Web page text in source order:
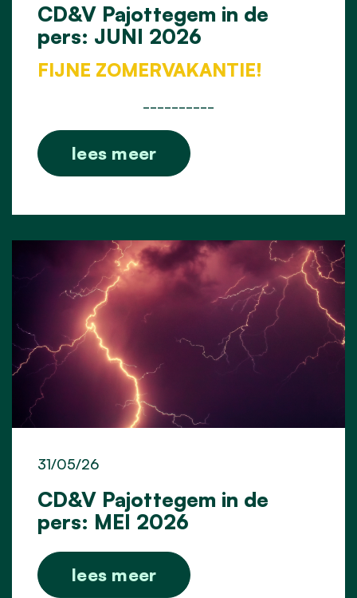
CD&V Pajottegem in de
pers: JUNI 2026
FIJNE ZOMERVAKANTIE!
lees meer
CD&V Pajottegem in de
pers: MEI 2026
31/05/26
lees meer